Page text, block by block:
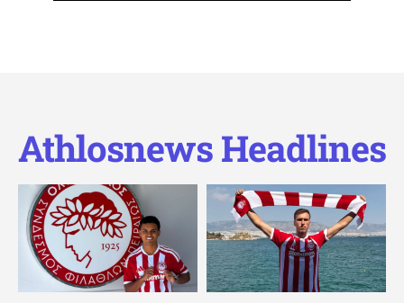
Athlosnews Headlines